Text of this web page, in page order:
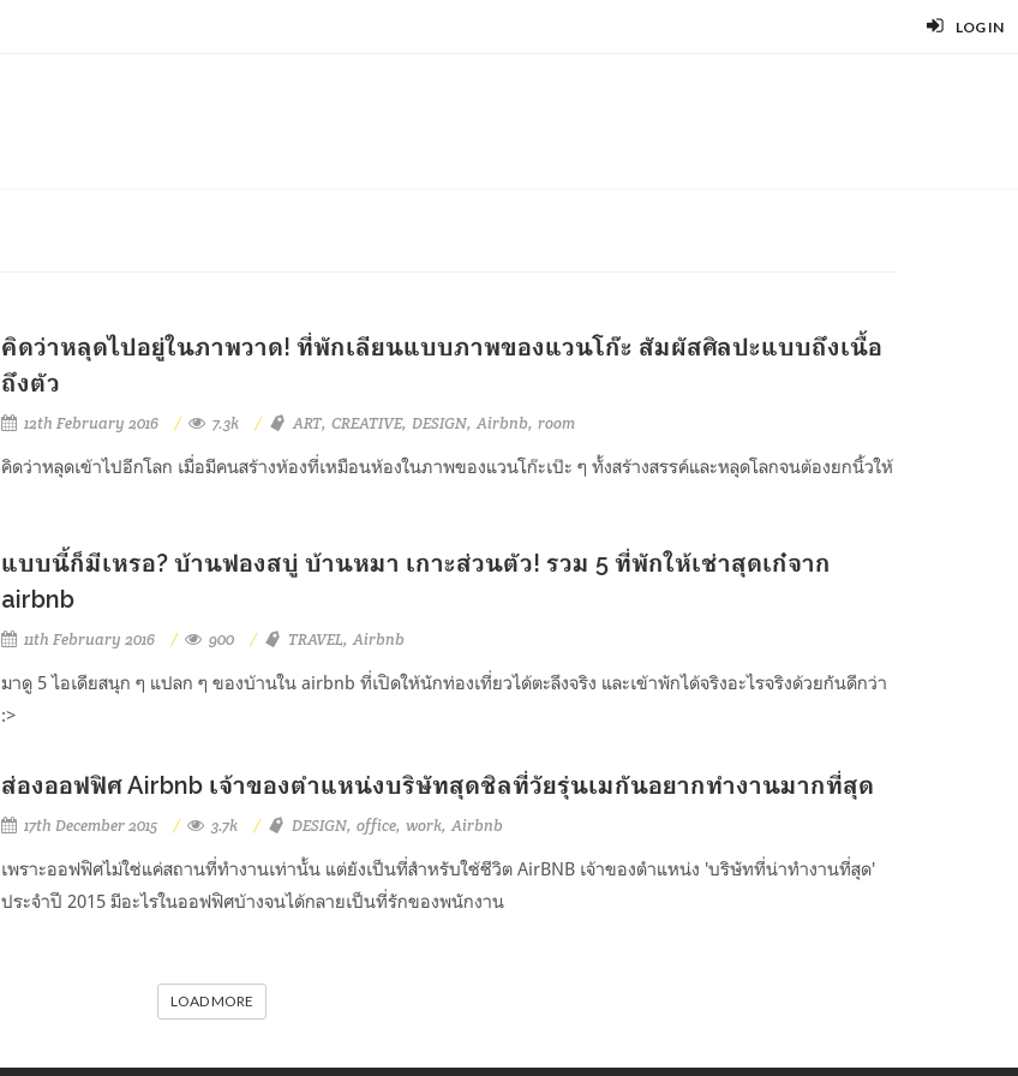
LOG IN
คิดว่าหลุดไปอยู่ในภาพวาด! ที่พักเลียนแบบภาพของแวนโก๊ะ สัมผัสศิลปะแบบถึงเนื้อ
ถึงตัว
12th February 2016 7.3k ART CREATIVE DESIGN Airbnb room
คิดว่าหลุดเข้าไปอีกโลก เมื่อมีคนสร้างห้องที่เหมือนห้องในภาพของแวนโก๊ะเป๊ะ ๆ ทั้งสร้างสรรค์และหลุดโลกจนต้องยกนิ้วให้
แบบนี้ก็มีเหรอ? บ้านฟองสบู่ บ้านหมา เกาะส่วนตัว! รวม 5 ที่พักให้เช่าสุดเก๋จาก
airbnb
11th February 2016 900 TRAVEL Airbnb
มาดู 5 ไอเดียสนุก ๆ แปลก ๆ ของบ้านใน airbnb ที่เปิดให้นักท่องเที่ยวได้ตะลึงจริง และเข้าพักได้จริงอะไรจริงด้วยกันดีกว่า
:>
ส่องออฟฟิศ Airbnb เจ้าของตำแหน่งบริษัทสุดชิลที่วัยรุ่นเมกันอยากทำงานมากที่สุด
17th December 2015 3.7k DESIGN office work Airbnb
เพราะออฟฟิศไม่ใช่แค่สถานที่ทำงานเท่านั้น แต่ยังเป็นที่สำหรับใช้ชีวิต AirBNB เจ้าของตำแหน่ง 'บริษัทที่น่าทำงานที่สุด'
ประจำปี 2015 มีอะไรในออฟฟิศบ้างจนได้กลายเป็นที่รักของพนักงาน
LOAD MORE